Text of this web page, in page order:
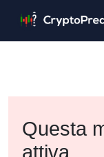
Questa
attiva